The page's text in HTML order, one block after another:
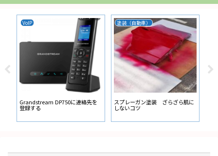
VoIP
Grandstream DP750に連絡先を
登録する
塗装（自動車）
スプレーガン塗装 ざらざら肌に
しないコツ
ム